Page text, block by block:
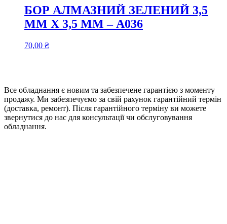
БОР АЛМАЗНИЙ ЗЕЛЕНИЙ 3,5
ММ Х 3,5 ММ – А036
70,00 ₴
Все обладнання є новим та забезпечене гарантією з моменту
продажу. Ми забезпечуємо за свій рахунок гарантійний термін
(доставка, ремонт). Після гарантійного терміну ви можете
звернутися до нас для консультації чи обслуговування
обладнання.